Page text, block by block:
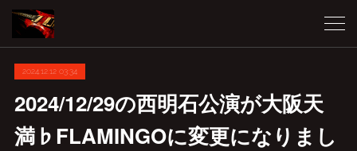
2024.12.12 03:34
2024/12/29の西明石公演が大阪天
満♭FLAMINGOに変更になりまし